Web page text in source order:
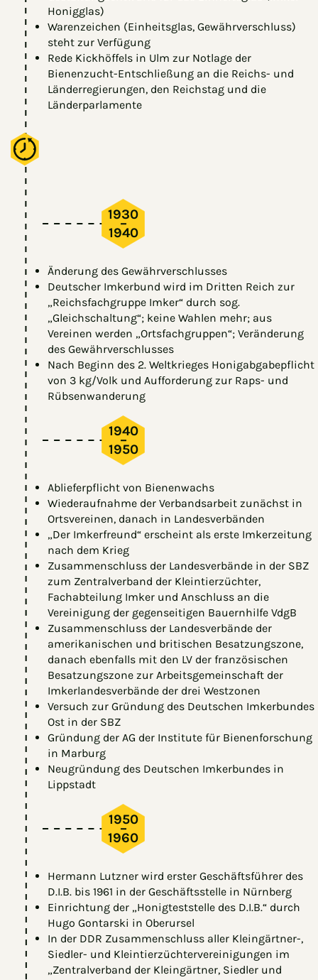
Honigglas)
Warenzeichen (Einheitsglas, Gewährverschluss)
steht zur Verfügung
Rede Kickhöffels in Ulm zur Notlage der
Bienenzucht-Entschließung an die Reichs- und
Länderregierungen, den Reichstag und die
Länderparlamente
1930
–
1940
Änderung des Gewährverschlusses
Deutscher Imkerbund wird im Dritten Reich zur
„Reichsfachgruppe Imker“ durch sog.
„Gleichschaltung“; keine Wahlen mehr; aus
Vereinen werden „Ortsfachgruppen“; Veränderung
des Gewährverschlusses
Nach Beginn des 2. Weltkrieges Honigabgabepflicht
von 3 kg/Volk und Aufforderung zur Raps- und
Rübsenwanderung
1940
–
1950
Ablieferpflicht von Bienenwachs
Wiederaufnahme der Verbandsarbeit zunächst in
Ortsvereinen, danach in Landesverbänden
„Der Imkerfreund“ erscheint als erste Imkerzeitung
nach dem Krieg
Zusammenschluss der Landesverbände in der SBZ
zum Zentralverband der Kleintierzüchter,
Fachabteilung Imker und Anschluss an die
Vereinigung der gegenseitigen Bauernhilfe VdgB
Zusammenschluss der Landesverbände der
amerikanischen und britischen Besatzungszone,
danach ebenfalls mit den LV der französischen
Besatzungszone zur Arbeitsgemeinschaft der
Imkerlandesverbände der drei Westzonen
Versuch zur Gründung des Deutschen Imkerbundes
Ost in der SBZ
Gründung der AG der Institute für Bienenforschung
in Marburg
Neugründung des Deutschen Imkerbundes in
Lippstadt
1950
–
1960
Hermann Lutzner wird erster Geschäftsführer des
D.I.B. bis 1961 in der Geschäftsstelle in Nürnberg
Einrichtung der „Honigteststelle des D.I.B.“ durch
Hugo Gontarski in Oberursel
In der DDR Zusammenschluss aller Kleingärtner-,
Siedler- und Kleintierzüchtervereinigungen im
„Zentralverband der Kleingärtner, Siedler und